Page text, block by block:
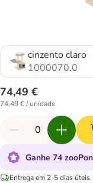
cinzento claro
1000070.0
74,49 €
74,49 € / unidade
Ganhe 74
Entrega em 2-5 dias úteis.